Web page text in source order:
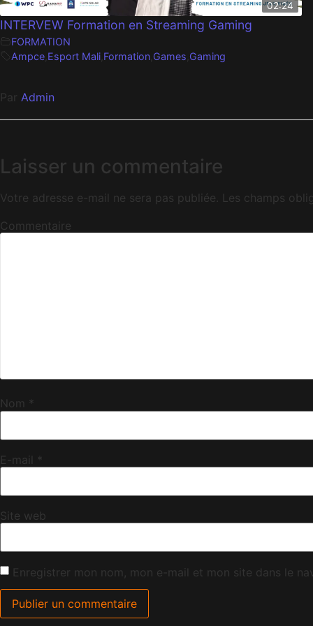
02:24
INTERVEW Formation en Streaming Gaming
FORMATION
Ampce Esport Mali Formation Games Gaming
Par Admin
Laisser un commentaire
Votre adresse e-mail ne sera pas publiée. Les champs
Commentaire
Nom *
E-mail *
Site web
Enregistrer mon nom, mon e-mail et mon site dans le